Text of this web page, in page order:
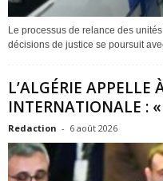
Le processus de relance des
décisions de justice se poursuit
L’ALGÉRIE
INTERNATIONALE
Redaction - 6 août 2026